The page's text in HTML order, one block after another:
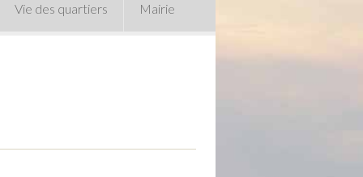
Vie des quartiers Mairie